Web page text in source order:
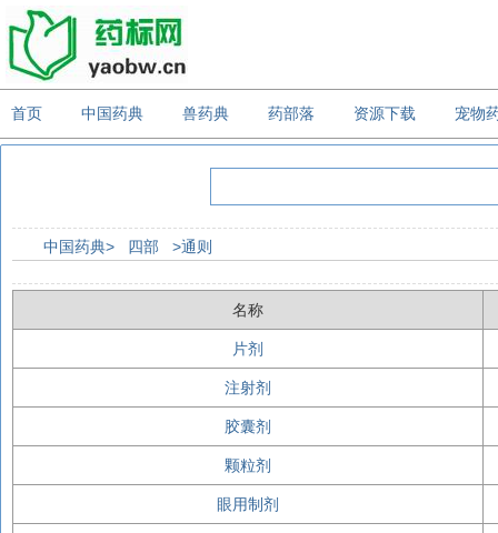
首页 中国药典 兽药典 药部落 资源下载 宠物
中国药典> 四部 >通则
名称
片剂
注射剂
胶囊剂
颗粒剂
眼用制剂